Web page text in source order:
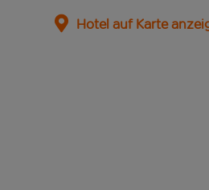
Hotel auf Karte